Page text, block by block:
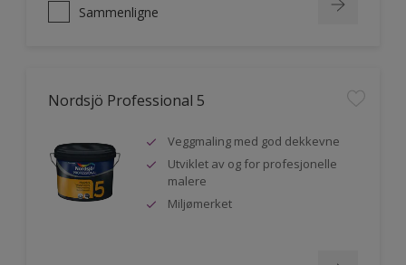
Sammenligne
Nordsjö Professional 5
Veggmaling med god dekkevne
Utviklet av og for profesjonelle
malere
Miljømerket